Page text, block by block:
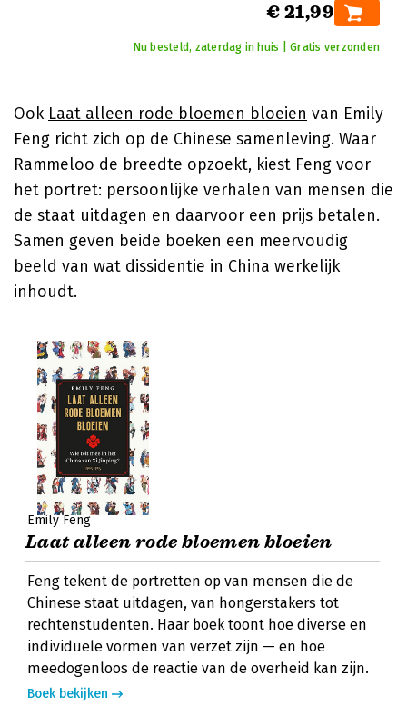
€ 21,99
Nu besteld, zaterdag in huis | Gratis verzonden
Ook Laat alleen rode bloemen bloeien van Emily
Feng richt zich op de Chinese samenleving. Waar
Rammeloo de breedte opzoekt, kiest Feng voor
het portret: persoonlijke verhalen van mensen die
de staat uitdagen en daarvoor een prijs betalen.
Samen geven beide boeken een meervoudig
beeld van wat dissidentie in China werkelijk
inhoudt.
Emily Feng
Laat alleen rode bloemen bloeien
Feng tekent de portretten op van mensen die de
Chinese staat uitdagen, van hongerstakers tot
rechtenstudenten. Haar boek toont hoe diverse en
individuele vormen van verzet zijn — en hoe
meedogenloos de reactie van de overheid kan zijn.
Boek bekijken